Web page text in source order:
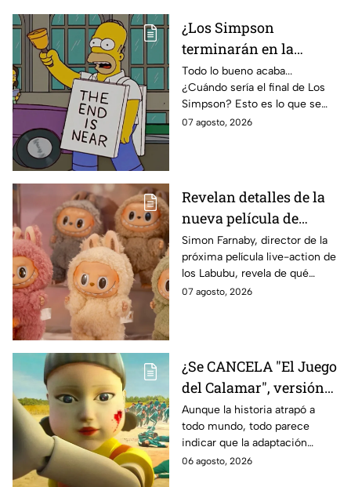
¿Los Simpson
terminarán en la
temporada 40? Actriz
de Bart Simpson da
IMPACTANTE
declaración
Todo lo bueno acaba...
¿Cuándo sería el final de Los
Simpson? Esto es lo que se
sabe:
07 agosto, 2026
Revelan detalles de la
nueva película de
Labubu: de qué tratará
y cuándo se estrena
Simon Farnaby, director de la
próxima película live-action de
los Labubu, revela de qué
tratará la cinta. Aquí te
07 agosto, 2026
¿Se CANCELA "El Juego
del Calamar", versión
Estados Unidos? Esto
es lo que se sabe al
momento
Aunque la historia atrapó a
todo mundo, todo parece
indicar que la adaptación
podría ser cancelada:
06 agosto, 2026